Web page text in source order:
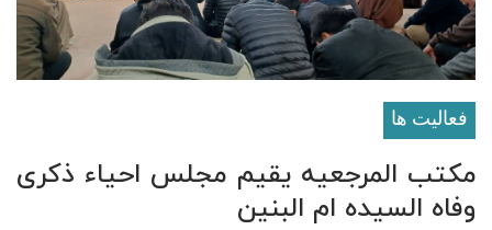
فعالیت ها
مکتب المرجعیه یقیم مجلس احیاء ذکرى
وفاه السیده ام البنین